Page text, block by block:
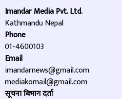
Imandar Media Pvt. Ltd.
Kathmandu Nepal
Phone
01-4600103
Email
imandarnews@gmail.com
mediakomail@gmail.com
सूचना बिभाग दर्ता